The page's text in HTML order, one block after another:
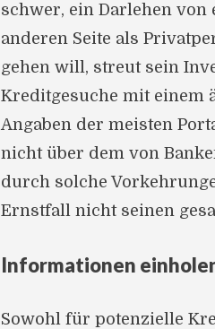
schwer, ein Darlehen von
anderen Seite als
gehen will, streut sein
Kreditgesuche mit einem
Angaben der meisten
nicht über dem von
durch solche
Ernstfall nicht seinen
Informationen
Sowohl für potenzielle